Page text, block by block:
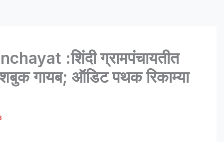
:शिंदी ग्रामपंचायतीत
गायब; ऑडिट पथक रिकाम्या